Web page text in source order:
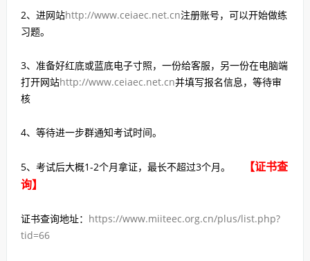
2、进网站http://www.ceiaec.net.cn注册账号，可以开始做练
习题。
3、准备好红底或蓝底电子寸照，一份给客服，另一份在电脑端
打开网站http://www.ceiaec.net.cn并填写报名信息，等待审
核
4、等待进一步群通知考试时间。
5、考试后大概1-2个月拿证，最长不超过3个月。
【证书查
询】
证书查询地址： https://www.miiteec.org.cn/plus/list.php?
tid=66